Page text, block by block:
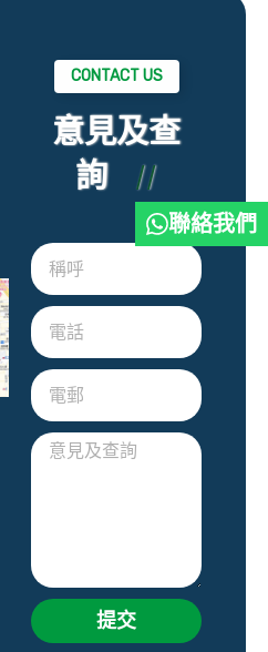
CONTACT US
意見及查
詢
提交
聯絡我們